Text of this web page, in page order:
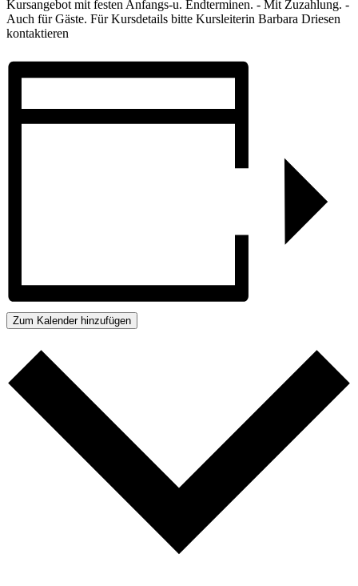
Kursangebot mit festen Anfangs-u. Endterminen. - Mit Zuzahlung. -
Auch für Gäste. Für Kursdetails bitte Kursleiterin Barbara Driesen
kontaktieren
Zum Kalender hinzufügen